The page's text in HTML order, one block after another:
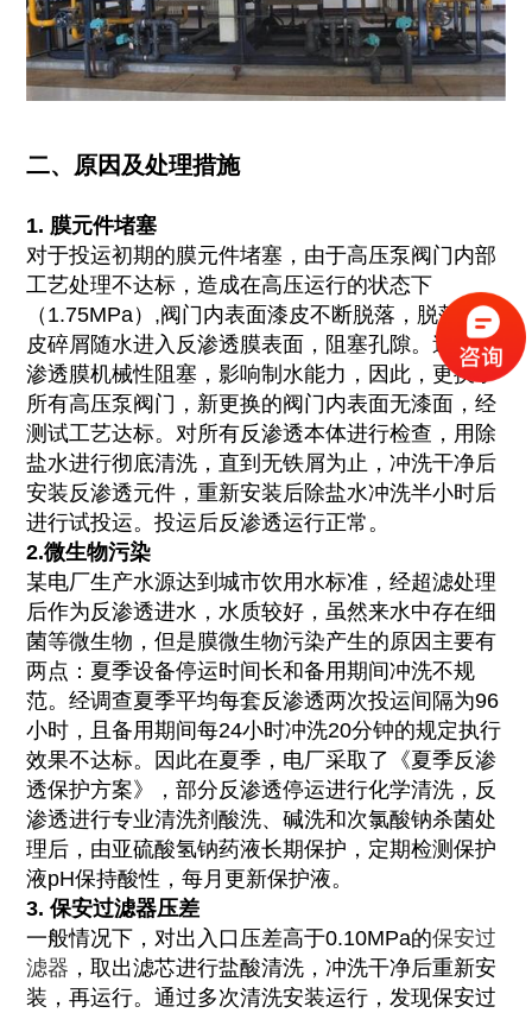
二、原因及处理措施
1. 膜元件堵塞
对于投运初期的膜元件堵塞，由于高压泵阀门内部
工艺处理不达标，造成在高压运行的状态下
（1.75MPa）,阀门内表面漆皮不断脱落，脱落的漆
皮碎屑随水进入反渗透膜表面，阻塞孔隙。造成反
渗透膜机械性阻塞，影响制水能力，因此，更换了
所有高压泵阀门，新更换的阀门内表面无漆面，经
测试工艺达标。对所有反渗透本体进行检查，用除
盐水进行彻底清洗，直到无铁屑为止，冲洗干净后
安装反渗透元件，重新安装后除盐水冲洗半小时后
进行试投运。投运后反渗透运行正常。
2.微生物污染
某电厂生产水源达到城市饮用水标准，经超滤处理
后作为反渗透进水，水质较好，虽然来水中存在细
菌等微生物，但是膜微生物污染产生的原因主要有
两点：夏季设备停运时间长和备用期间冲洗不规
范。经调查夏季平均每套反渗透两次投运间隔为96
小时，且备用期间每24小时冲洗20分钟的规定执行
效果不达标。因此在夏季，电厂采取了《夏季反渗
透保护方案》，部分反渗透停运进行化学清洗，反
渗透进行专业清洗剂酸洗、碱洗和次氯酸钠杀菌处
理后，由亚硫酸氢钠药液长期保护，定期检测保护
液pH保持酸性，每月更新保护液。
3. 保安过滤器压差
一般情况下，对出入口压差高于0.10MPa的保安过
滤器 ，取出滤芯进行盐酸清洗，冲洗干净后重新安
装，再运行。通过多次清洗安装运行，发现保安过